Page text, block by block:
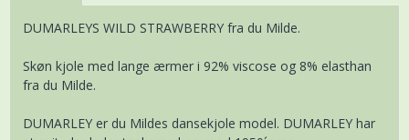
DUMARLEYS WILD STRAWBERRY fra du Milde.
Skøn kjole med lange ærmer i 92% viscose og 8% elasthan
fra du Milde.
DUMARLEY er du Mildes dansekjole model. DUMARLEY har